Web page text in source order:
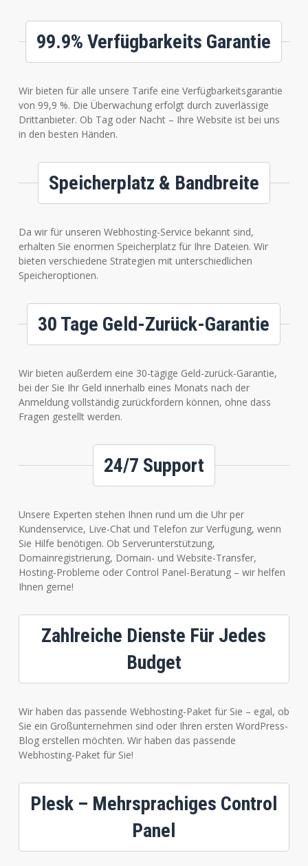
99.9% Verfügbarkeits Garantie
Wir bieten für alle unsere Tarife eine Verfügbarkeitsgarantie
von 99,9 %. Die Überwachung erfolgt durch zuverlässige
Drittanbieter. Ob Tag oder Nacht – Ihre Website ist bei uns
in den besten Händen.
Speicherplatz & Bandbreite
Da wir für unseren Webhosting-Service bekannt sind,
erhalten Sie enormen Speicherplatz für Ihre Dateien. Wir
bieten verschiedene Strategien mit unterschiedlichen
Speicheroptionen.
30 Tage Geld-Zurück-Garantie
Wir bieten außerdem eine 30-tägige Geld-zurück-Garantie,
bei der Sie Ihr Geld innerhalb eines Monats nach der
Anmeldung vollständig zurückfordern können, ohne dass
Fragen gestellt werden.
24/7 Support
Unsere Experten stehen Ihnen rund um die Uhr per
Kundenservice, Live-Chat und Telefon zur Verfügung, wenn
Sie Hilfe benötigen. Ob Serverunterstützung,
Domainregistrierung, Domain- und Website-Transfer,
Hosting-Probleme oder Control Panel-Beratung – wir helfen
Ihnen gerne!
Zahlreiche Dienste Für Jedes
Budget
Wir haben das passende Webhosting-Paket für Sie – egal, ob
Sie ein Großunternehmen sind oder Ihren ersten WordPress-
Blog erstellen möchten. Wir haben das passende
Webhosting-Paket für Sie!
Plesk – Mehrsprachiges Control
Panel